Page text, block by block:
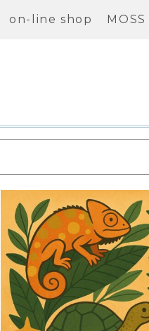
on-line shop MOSS